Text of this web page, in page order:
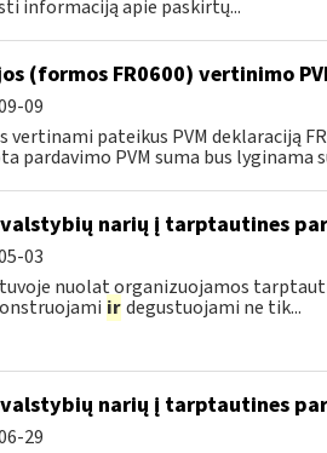
informaciją apie paskirtų...
(formos FR0600) vertinimo
09
vertinami pateikus PVM deklaraciją
pardavimo PVM suma bus lyginama
narių į tarptautines
03
nuolat organizuojamos
ir degustuojami ne tik...
narių į tarptautines
29